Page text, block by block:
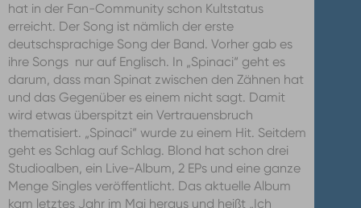
hat in der Fan-Community schon Kultstatus
erreicht. Der Song ist nämlich der erste
deutschsprachige Song der Band. Vorher gab es
ihre Songs nur auf Englisch. In „Spinaci“ geht es
darum, dass man Spinat zwischen den Zähnen hat
und das Gegenüber es einem nicht sagt. Damit
wird etwas überspitzt ein Vertrauensbruch
thematisiert. „Spinaci“ wurde zu einem Hit. Seitdem
geht es Schlag auf Schlag. Blond hat schon drei
Studioalben, ein Live-Album, 2 EPs und eine ganze
Menge Singles veröffentlicht. Das aktuelle Album
kam letztes Jahr im Mai heraus und heißt „Ich